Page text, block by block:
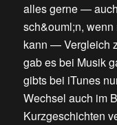
alles gerne—
sch&ouml;n,
kann —Vergleich
gab es bei Musik
gibts bei iTunes
Wechsel auch im
Kurzgeschichten